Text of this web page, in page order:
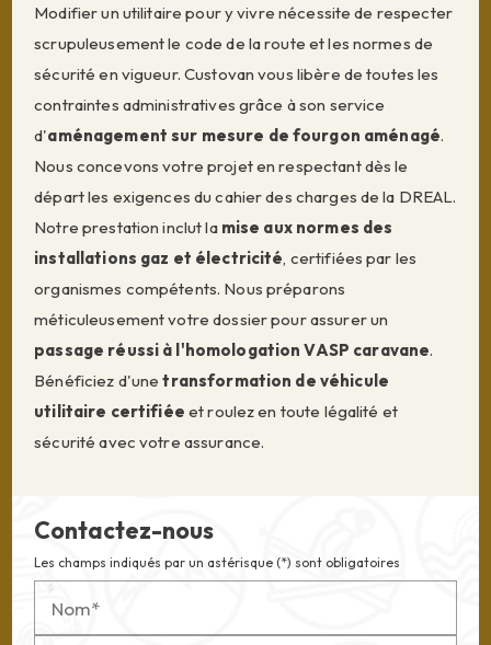
Modifier un utilitaire pour y vivre nécessite de respecter
scrupuleusement le code de la route et les normes de
sécurité en vigueur. Custovan vous libère de toutes les
contraintes administratives grâce à son service
d'aménagement sur mesure de fourgon aménagé.
Nous concevons votre projet en respectant dès le
départ les exigences du cahier des charges de la DREAL.
Notre prestation inclut la mise aux normes des
installations gaz et électricité, certifiées par les
organismes compétents. Nous préparons
méticuleusement votre dossier pour assurer un
passage réussi à l'homologation VASP caravane.
Bénéficiez d'unetransformation de véhicule
utilitaire certifiée et roulez en toute légalité et
sécurité avec votre assurance.
Contactez-nous
Les champs indiqués par un astérisque (*) sont obligatoires
Nom*